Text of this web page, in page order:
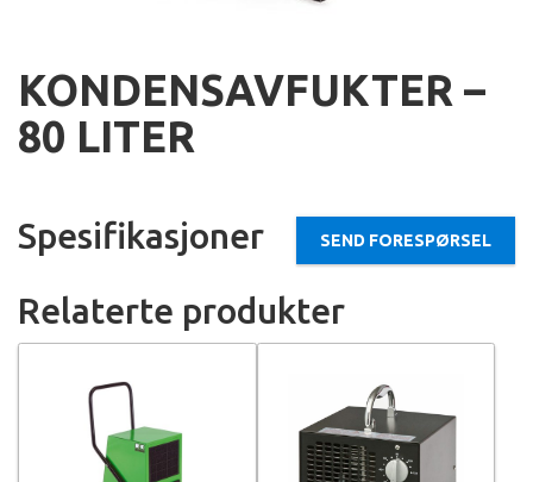
KONDENSAVFUKTER –
80 LITER
Spesifikasjoner SEND FORESPØRSEL
Relaterte produkter